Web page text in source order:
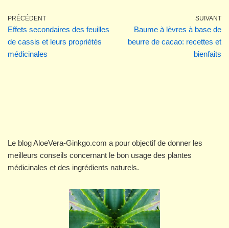
PRÉCÉDENT
Effets secondaires des feuilles
de cassis et leurs propriétés
médicinales
SUIVANT
Baume à lèvres à base de
beurre de cacao: recettes et
bienfaits
Le blog AloeVera-Ginkgo.com a pour objectif de donner les
meilleurs conseils concernant le bon usage des plantes
médicinales et des ingrédients naturels.